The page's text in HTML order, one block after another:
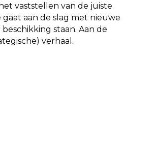
vaststellen van de juiste
aan de slag met nieuwe
staan. Aan de
verhaal.